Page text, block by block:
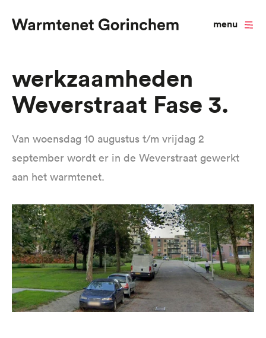
menu
en
naar
inhoud
gaan
Werkzaamheden
Weverstraat Fase 3
Van woensdag 10 augustus t/m vrijdag 2
september wordt er in de Weverstraat gewerkt
aan het warmtenet.